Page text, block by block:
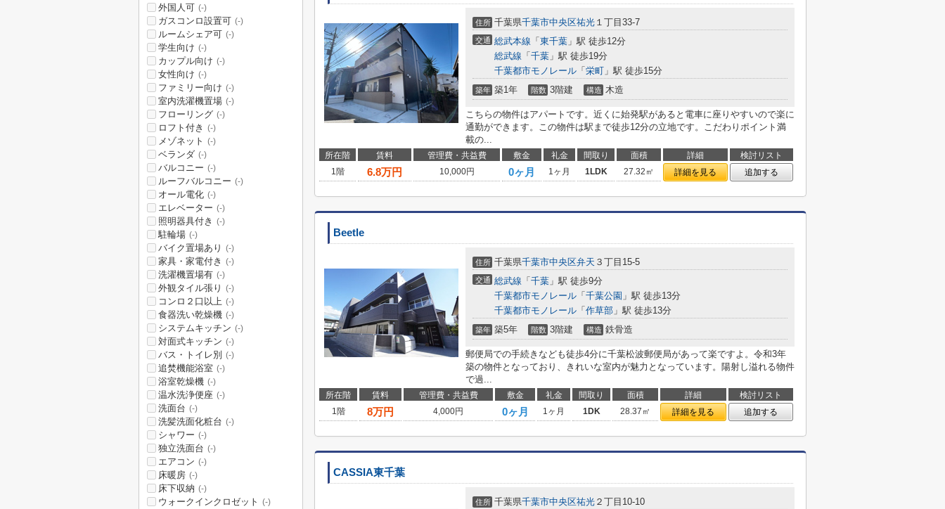
住所 千葉県千葉市中央区祐光 １丁目33-7
交通 総武本線 「 東千葉 」駅 徒歩12分
総武線 「 千葉 」駅 徒歩19分
千葉都市モノレール 「 栄町 」駅 徒歩15分
築年 築1年 階数 3階建 構造 木造
こちらの物件はアパートです。近くに始発駅があると電車に座りやすいので楽に
通勤ができます。この物件は駅まで徒歩12分の立地です。こだわりポイント満
載の...
所在階 賃料 管理費・共益費 敷金 礼金 間取り 面積 詳細
検討リスト
1階
6.8万円 10,000円 0ヶ月 1ヶ月 1LDK 27.32㎡ 詳細を見る 追加する
Beetle
住所 千葉県千葉市中央区弁天 ３丁目15-5
交通 総武線 「 千葉 」駅 徒歩9分
千葉都市モノレール 「 千葉公園 」駅 徒歩13分
千葉都市モノレール 「 作草部 」駅 徒歩13分
築年 築5年 階数 3階建 構造 鉄骨造
郵便局での手続きなども徒歩4分に千葉松波郵便局があって楽ですよ。令和3年
築の物件となっており、きれいな室内が魅力となっています。陽射し溢れる物件
で過...
所在階 賃料 管理費・共益費 敷金 礼金 間取り 面積 詳細
検討リスト
1階
8万円 4,000円 0ヶ月 1ヶ月 1DK 28.37㎡ 詳細を見る 追加する
CASSIA東千葉
住所 千葉県千葉市中央区祐光 ２丁目10-10
外国人可 (-)
ガスコンロ設置可 (-)
ルームシェア可 (-)
学生向け (-)
カップル向け (-)
女性向け (-)
ファミリー向け (-)
室内洗濯機置場 (-)
フローリング (-)
ロフト付き (-)
メゾネット (-)
ベランダ (-)
バルコニー (-)
ルーフバルコニー (-)
オール電化 (-)
エレベーター (-)
照明器具付き (-)
駐輪場 (-)
バイク置場あり (-)
家具・家電付き (-)
洗濯機置場有 (-)
外観タイル張り (-)
コンロ２口以上 (-)
食器洗い乾燥機 (-)
システムキッチン (-)
対面式キッチン (-)
バス・トイレ別 (-)
追焚機能浴室 (-)
浴室乾燥機 (-)
温水洗浄便座 (-)
洗面台 (-)
洗髪洗面化粧台 (-)
シャワー (-)
独立洗面台 (-)
エアコン (-)
床暖房 (-)
床下収納 (-)
ウォークインクロゼット (-)